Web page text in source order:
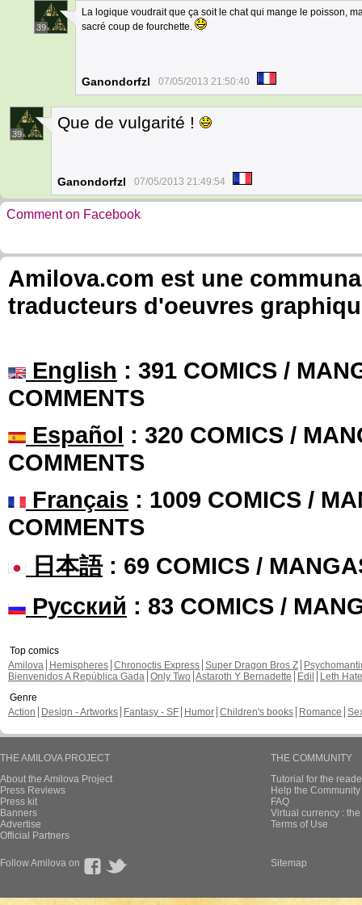
39
La logique voudrait que ça soit le chat qui mange le poisson,
sacré coup de fourchette.
Ganondorfzl 07/05/2013 21:50:40
39
Que de vulgarité !
Ganondorfzl 07/05/2013 21:49:54
Comment on Facebook
Amilova.com est une
traducteurs d'oeuvres
English : 391 COMICS /
COMMENTS
Español : 320 COMICS /
COMMENTS
Français : 1009 COMICS /
COMMENTS
日本語: 69 COMICS /
Русский : 83 COMICS /
Top comics
Amilova
Hemispheres Chronoctis Express Super Dragon Bros Z
Bienvenidos A República Gada Only Two Astaroth Y Bernadette Edil
Leth Hate
Genre
Action
Design - Artworks Fantasy - SF Humor Children's books Romance
THE AMILOVA PROJECT
About the Amilova Project
Press Reviews
Press kit
Banners
Advertise
Official Partners
THE COMMUNITY
Tutorial for the
Help the
FAQ
Virtual currency :
Terms of Use
Follow Amilova on Sitemap